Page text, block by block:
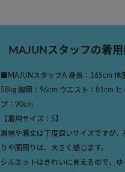
MAJUNスタッフの着
■MAJUNスタッフA 身長：165cm 体
58kg 胸囲：96cm ウエスト：81cm ヒ
プ：90cm
【着用サイズ：S】
肩幅や着丈は丁度良いサイズですが、
りや胴周りは、大きく感じます。
シルエットはきれいに見えるので、ゆ